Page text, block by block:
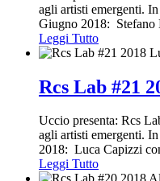
agli artisti emergenti.
Giugno 2018: Stefano
Leggi Tutto
Rcs Lab #21
Uccio presenta: Rcs
agli artisti emergenti.
2018: Luca Capizzi
Leggi Tutto